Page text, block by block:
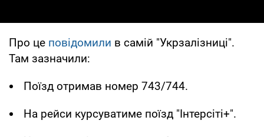
Про це повідомили в самій "Укрзалізниці".
Там зазначили:
Поїзд отримав номер 743/744.
На рейси курсуватиме поїзд "Інтерсіті+".